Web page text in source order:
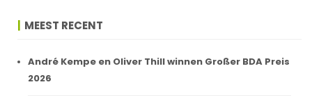
MEEST RECENT
André Kempe en Oliver Thill winnen Großer BDA Preis
2026